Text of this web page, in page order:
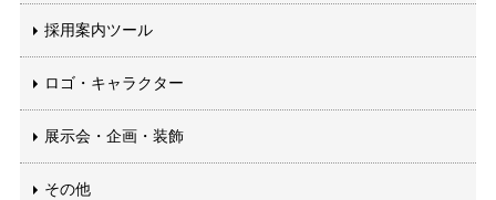
採用案内ツール
ロゴ・キャラクター
展示会・企画・装飾
その他